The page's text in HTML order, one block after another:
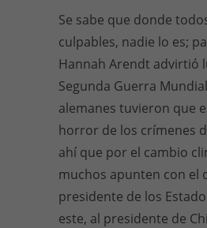
Se sabe que donde
culpables, nadie lo es;
Hannah Arendt advirtió
Segunda Guerra
alemanes tuvieron que
horror de los crímenes
ahí que por el cambio
muchos apunten con el
presidente de los
este, al presidente de